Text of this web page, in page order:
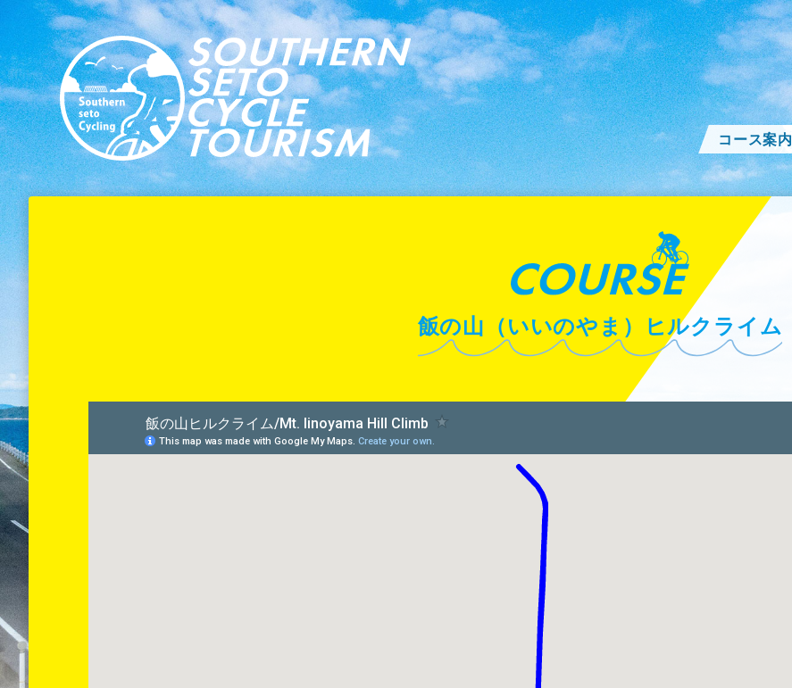
コース案内
飯の山（いいのやま）ヒルクライム